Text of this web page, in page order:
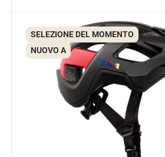
SELEZIONE DEL MOMENTO
NUOVO A